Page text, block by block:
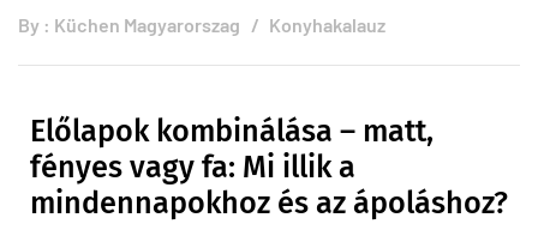
By : Küchen Magyarorszag Konyhakalauz
Előlapok kombinálása – matt,
fényes vagy fa: Mi illik a
mindennapokhoz és az ápoláshoz?